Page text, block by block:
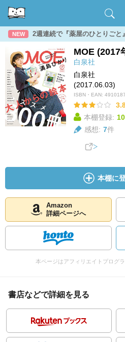
NEW 2週連続で『薬屋のひとりご
MOE (2017
白泉社
白泉社
(2017.06.03)
ISBN・EAN:
本棚登録:
感想: 7件
本棚に
Amazon
詳細ページへ
本ページはアフィリエイトプログ
書店などで詳細を見る